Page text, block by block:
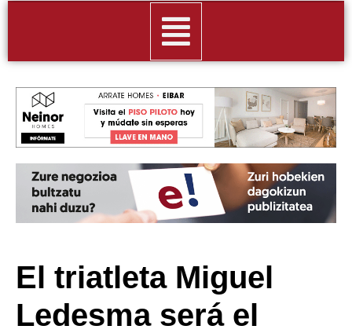
El triatleta Miguel
Ledesma será el